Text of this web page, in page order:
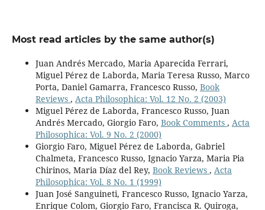
Most read articles by the same author(s)
Juan Andrés Mercado, Maria Aparecida Ferrari,
Miguel Pérez de Laborda, Maria Teresa Russo, Marco
Porta, Daniel Gamarra, Francesco Russo, Book
Reviews , Acta Philosophica: Vol. 12 No. 2 (2003)
Miguel Pérez de Laborda, Francesco Russo, Juan
Andrés Mercado, Giorgio Faro, Book Comments , Acta
Philosophica: Vol. 9 No. 2 (2000)
Giorgio Faro, Miguel Pérez de Laborda, Gabriel
Chalmeta, Francesco Russo, Ignacio Yarza, Maria Pia
Chirinos, Maria Díaz del Rey, Book Reviews , Acta
Philosophica: Vol. 8 No. 1 (1999)
Juan José Sanguineti, Francesco Russo, Ignacio Yarza,
Enrique Colom, Giorgio Faro, Francisca R. Quiroga,